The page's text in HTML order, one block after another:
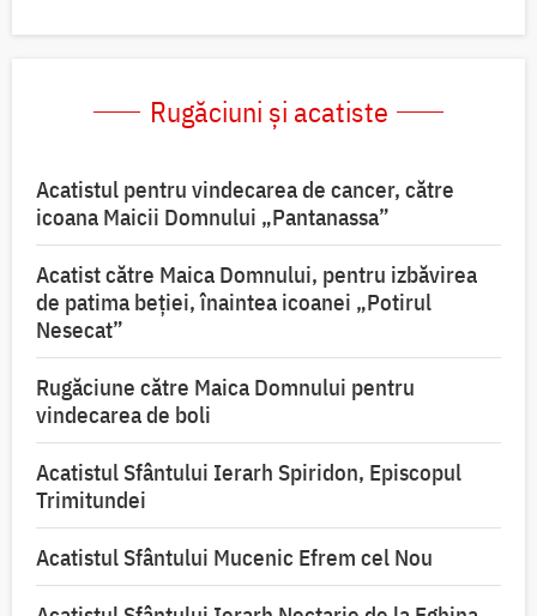
Rugăciuni și acatiste
Acatistul pentru vindecarea de cancer, către
icoana Maicii Domnului „Pantanassa”
Acatist către Maica Domnului, pentru izbăvirea
de patima beției, înaintea icoanei „Potirul
Nesecat”
Rugăciune către Maica Domnului pentru
vindecarea de boli
Acatistul Sfântului Ierarh Spiridon, Episcopul
Trimitundei
Acatistul Sfântului Mucenic Efrem cel Nou